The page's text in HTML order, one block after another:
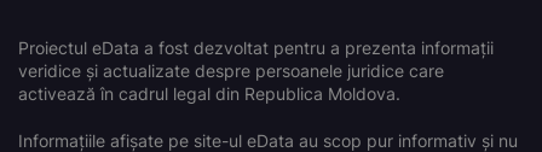
Proiectul eData a fost dezvoltat pentru a prezenta informații
veridice și actualizate despre persoanele juridice care
activează în cadrul legal din Republica Moldova.
Informațiile afișate pe site-ul eData au scop pur informativ și nu